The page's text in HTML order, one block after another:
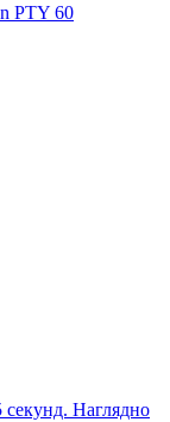
PTY 60
секунд. Наглядно